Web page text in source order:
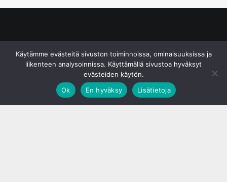
Käytämme evästeitä sivuston toiminnoissa, ominaisuuksissa ja
liikenteen analysoinnissa. Käyttämällä sivustoa hyväksyt
evästeiden käytön.
Ok
En hyväksy Lisätietoja